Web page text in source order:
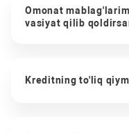
Omonat
vasiyat qilib
Kreditning to'liq